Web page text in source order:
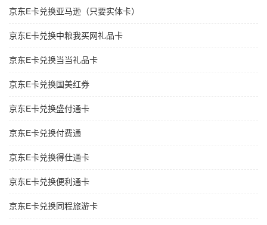
京东E卡兑换亚马逊（只要实体卡）
京东E卡兑换中粮我买网礼品卡
京东E卡兑换当当礼品卡
京东E卡兑换国美红券
京东E卡兑换盛付通卡
京东E卡兑换付费通
京东E卡兑换得仕通卡
京东E卡兑换便利通卡
京东E卡兑换同程旅游卡